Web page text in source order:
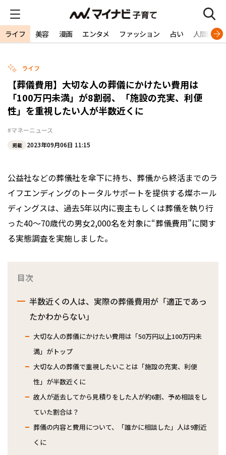
ライフ 美容 漫画 エンタメ ファッション 占い 人間関係
ライフ
【葬儀費用】大切な人の葬儀にかけたい費用は
「100万円未満」が8割弱、「施設の充実、利便
性」を重視したい人が半数近くに
#マネーニュース
掲載 2023年09月06日 11:15
公益社などの葬儀社を傘下に持ち、葬儀から終活までのラ
イフエンディングのトータルサポートを提供する燦ホール
ディングスは、過去5年以内に喪主もしくは葬儀を執り行
った40～70歳代の男女2,000名を対象に“葬儀費用”に関す
る実態調査を実施しました。
目次
半数近くの人は、実際の葬儀費用が「適正であっ
たかわからない」
大切な人の葬儀にかけたい費用は「50万円以上100万円未
満」がトップ
大切な人の葬儀で重視したいことは「施設の充実、利便
性」が半数近くに
故人が逝去してから見積りをした人が約6割、予め相談をし
ていた割合は？
葬儀の内容と費用について、「誰かに相談した」人は9割近
くに